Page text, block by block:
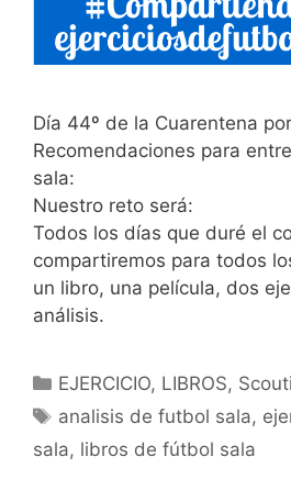
Día 44º de la Cuarentena
Recomendaciones para
sala:
Nuestro reto será:
Todos los días que duré el
compartiremos para todos
un libro, una película, dos
análisis.
Categorías
EJERCICIO, LIBROS,
Etiquetas
analisis de futbol sala,
sala, libros de fútbol sala